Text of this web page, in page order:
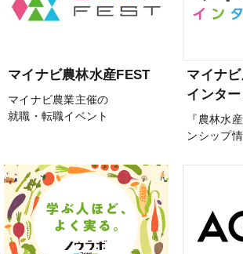
マイナビ農林水産FEST
マイナビ農業主催の
就職・転職イベント
マイナ
インタ
『農林水
ンシップ